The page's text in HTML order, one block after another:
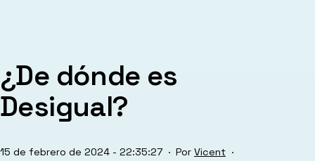
¿De dónde es
Desigual?
Publicada
15 de febrero de 2024 - 22:35:27 Por Vicent